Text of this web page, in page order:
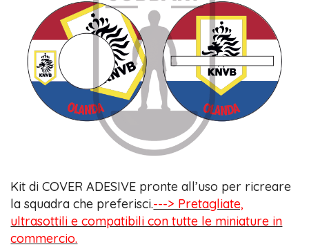
Kit di COVER ADESIVE pronte all’uso per ricreare
la squadra che preferisci.---> Pretagliate,
ultrasottili e compatibili con tutte le miniature in
commercio.